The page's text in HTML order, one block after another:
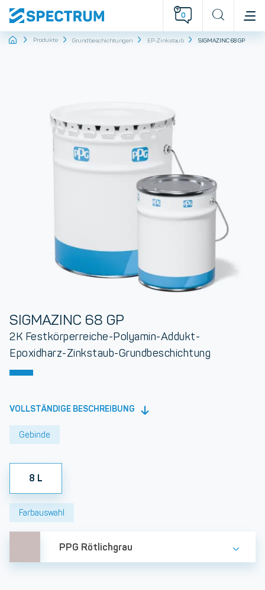
0
StartseiteProdukte Grundbeschichtungen EP-Zinkstaub SIGMAZINC 68 GP
SIGMAZINC 68 GP
2K Festkörperreiche-Polyamin-Addukt-
Epoxidharz-Zinkstaub-Grundbeschichtung
VOLLSTÄNDIGE BESCHREIBUNG
Gebinde
8 L
Farbauswahl
PPG Rötlichgrau